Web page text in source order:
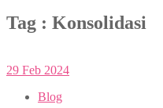
Tag : Konsolidasi
29 Feb 2024
Blog